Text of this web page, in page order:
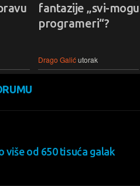
fantazije „svi-
programeri“?
Drago Galićutorak
više od 650 tisuća galak